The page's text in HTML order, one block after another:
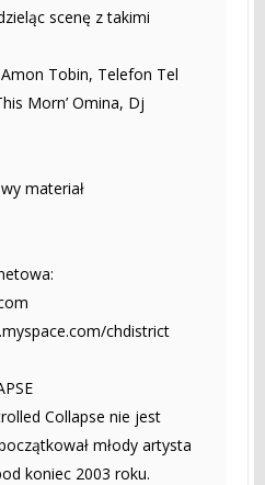
scenę z takimi
Tobin, Telefon Tel
Morn’ Omina, Dj
materiał
chdistrict
Collapse nie jest
młody artysta
koniec 2003 roku.